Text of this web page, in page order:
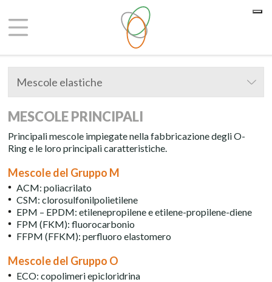
Mescole elastiche
MESCOLE PRINCIPALI
Principali mescole impiegate nella fabbricazione degli O-
Ring e le loro principali caratteristiche.
Mescole del Gruppo M
ACM: poliacrilato
CSM: clorosulfonilpolietilene
EPM – EPDM: etilenepropilene e etilene-propilene-diene
FPM (FKM): fluorocarbonio
FFPM (FFKM): perfluoro elastomero
Mescole del Gruppo O
ECO: copolimeri epicloridrina
Informativa sulla raccolta
Le tue preferenze relative alla privacy